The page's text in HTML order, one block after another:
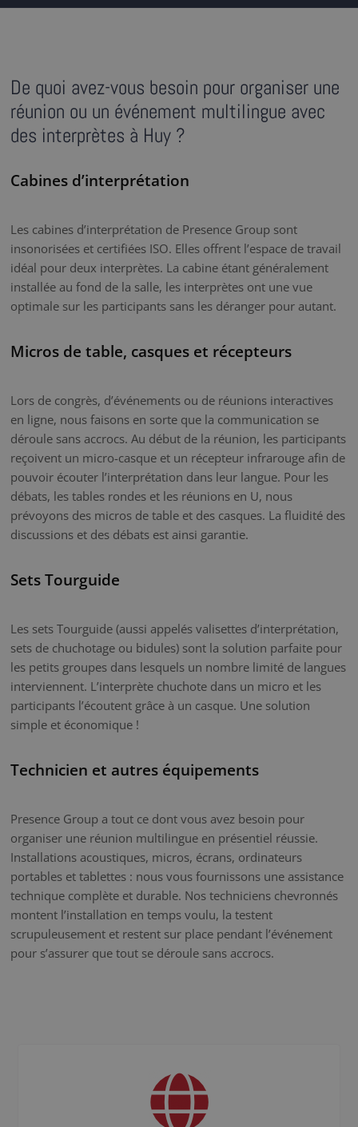
De quoi avez-vous besoin pour organiser une
réunion ou un événement multilingue avec
des interprètes à Huy ?
Cabines d’interprétation
Les cabines d’interprétation de Presence Group sont
insonorisées et certifiées ISO. Elles offrent l’espace de travail
idéal pour deux interprètes. La cabine étant généralement
installée au fond de la salle, les interprètes ont une vue
optimale sur les participants sans les déranger pour autant.
Micros de table, casques et récepteurs
Lors de congrès, d’événements ou de réunions interactives
en ligne, nous faisons en sorte que la communication se
déroule sans accrocs. Au début de la réunion, les participants
reçoivent un micro-casque et un récepteur infrarouge afin de
pouvoir écouter l’interprétation dans leur langue. Pour les
débats, les tables rondes et les réunions en U, nous
prévoyons des micros de table et des casques. La fluidité des
discussions et des débats est ainsi garantie.
Sets Tourguide
Les sets Tourguide (aussi appelés valisettes d’interprétation,
sets de chuchotage ou bidules) sont la solution parfaite pour
les petits groupes dans lesquels un nombre limité de langues
interviennent. L’interprète chuchote dans un micro et les
participants l’écoutent grâce à un casque. Une solution
simple et économique !
Technicien et autres équipements
Presence Group a tout ce dont vous avez besoin pour
organiser une réunion multilingue en présentiel réussie.
Installations acoustiques, micros, écrans, ordinateurs
portables et tablettes : nous vous fournissons une assistance
technique complète et durable. Nos techniciens chevronnés
montent l’installation en temps voulu, la testent
scrupuleusement et restent sur place pendant l’événement
pour s’assurer que tout se déroule sans accrocs.